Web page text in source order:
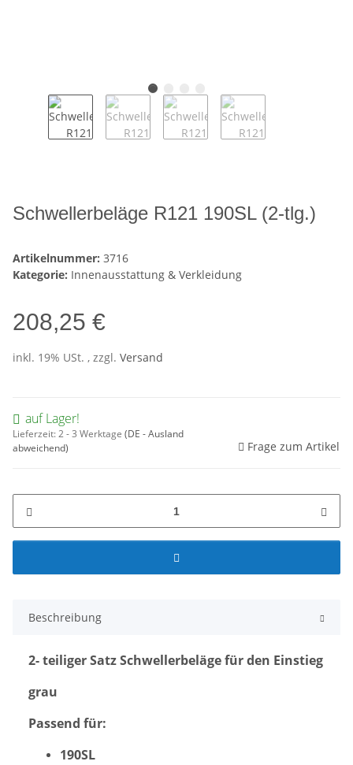
Schwellerbeläge R121 190SL (2-tlg.)
Artikelnummer: 3716
Kategorie: Innenausstattung & Verkleidung
208,25 €
inkl. 19% USt. , zzgl. Versand
auf Lager!
Lieferzeit:2 - 3 Werktage (DE - Ausland
abweichend)
Frage zum Artikel
Beschreibung
2- teiliger Satz Schwellerbeläge für den Einstieg
grau
Passend für:
190SL